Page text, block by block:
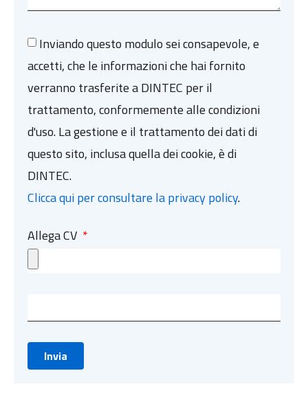
Inviando questo modulo sei consapevole, e
accetti, che le informazioni che hai fornito
verranno trasferite a DINTEC per il
trattamento, conformemente alle condizioni
d'uso. La gestione e il trattamento dei dati di
questo sito, inclusa quella dei cookie, è di
DINTEC.
Clicca qui per consultare la privacy policy.
Allega CV
Invia